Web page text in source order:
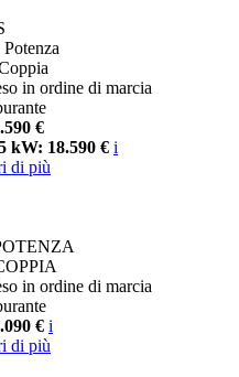
Potenza
in ordine di marcia
€
kW: 18.590 € i
di più
in ordine di marcia
€ i
di più